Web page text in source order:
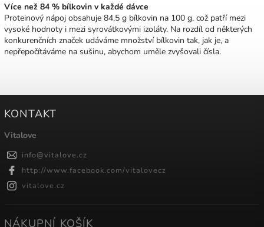
Více než 84 % bílkovin v každé dávce
Proteinový nápoj obsahuje 84,5 g bílkovin na 100 g, což patří mezi
vysoké hodnoty i mezi syrovátkovými izoláty. Na rozdíl od některých
konkurenčních značek udáváme množství bílkovin tak, jak je, a
nepřepočítáváme na sušinu, abychom uměle zvyšovali čísla.
KONTAKT
Vitalove
info@vitalove.cz
http://www.facebook.com/vitalovecz
vitalove.cz
NÁKUPNÍ KOŠÍK